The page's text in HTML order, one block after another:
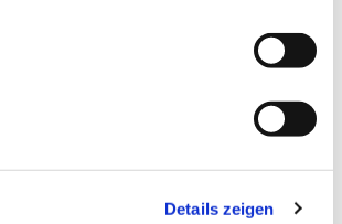
Details zeigen